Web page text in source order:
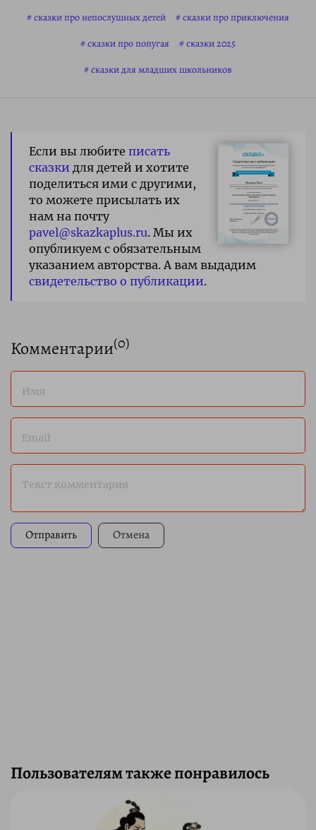
сказки про непослушных детей
сказки про приключения
сказки про попугая
сказки 2025
сказки для младших школьников
Если вы любите писать
сказки для детей и хотите
поделиться ими с другими,
то можете присылать их
нам на почту
pavel@skazkaplus.ru. Мы их
опубликуем с обязательным
указанием авторства. А вам выдадим
свидетельство о публикации.
Комментарии(0)
Имя
Email
Текст комментария
Отправить Отмена
Пользователям также понравилось